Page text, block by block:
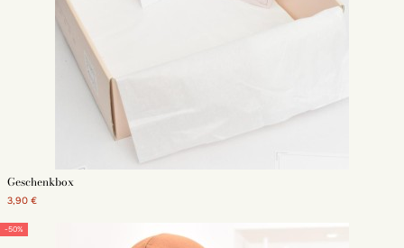
Geschenkbox
3,90 €
-50%